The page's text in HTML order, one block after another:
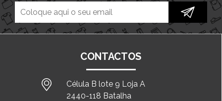
CONTACTOS
Célula B lote 9 Loja A
2440-118 Batalha